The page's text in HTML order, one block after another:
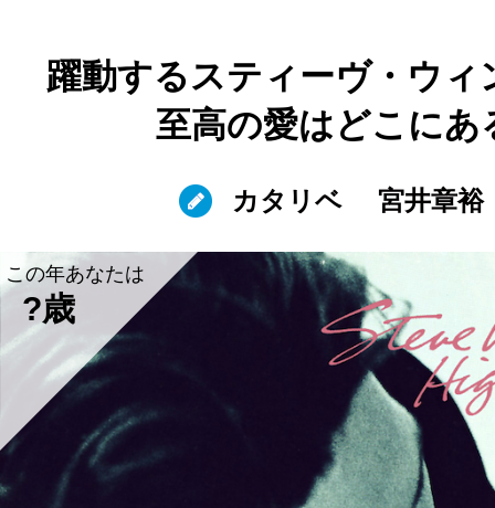
躍動するスティーヴ・ウィ
至高の愛はどこにあ
カタリベ 宮井章裕
この年あなたは
?歳